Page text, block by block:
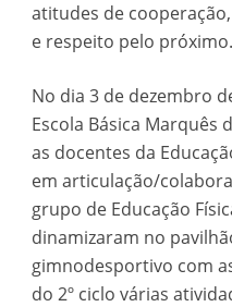
atitudes de
e respeito pelo próximo.
No dia 3 de dezembro
Escola Básica Marquês
as docentes da
em articulação/
grupo de Educação
dinamizaram no
gimnodesportivo com
do 2º ciclo várias